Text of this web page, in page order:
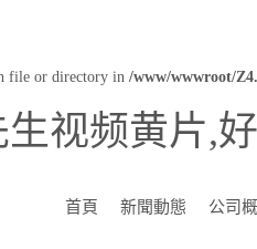
file or directory in /www/wwwroot/
视频黄片,
首頁 新聞動態 公司